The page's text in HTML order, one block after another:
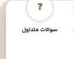
❓
سوالات متداول